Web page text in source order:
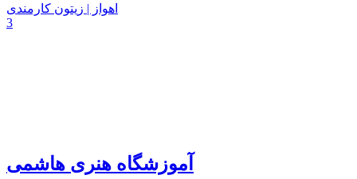
اهواز | زیتون کارمندی
3
آموزشگاه هنری هاشمی